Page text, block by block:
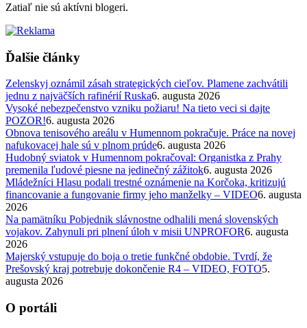
Zatiaľ nie sú aktívni blogeri.
Ďalšie články
Zelenskyj oznámil zásah strategických cieľov. Plamene zachvátili
jednu z najväčších rafinérií Ruska6. augusta 2026
Vysoké nebezpečenstvo vzniku požiaru! Na tieto veci si dajte
POZOR!6. augusta 2026
Obnova tenisového areálu v Humennom pokračuje. Práce na novej
nafukovacej hale sú v plnom prúde6. augusta 2026
Hudobný sviatok v Humennom pokračoval: Organistka z Prahy
premenila ľudové piesne na jedinečný zážitok6. augusta 2026
Mládežníci Hlasu podali trestné oznámenie na Korčoka, kritizujú
financovanie a fungovanie firmy jeho manželky – VIDEO6. augusta
2026
Na pamätníku Pobjednik slávnostne odhalili mená slovenských
vojakov. Zahynuli pri plnení úloh v misii UNPROFOR6. augusta
2026
Majerský vstupuje do boja o tretie funkčné obdobie. Tvrdí, že
Prešovský kraj potrebuje dokončenie R4 – VIDEO, FOTO5.
augusta 2026
O portáli